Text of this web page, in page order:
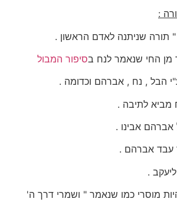
:
סיפור המבול
מוסרי כמו שנאמר " ושמרי דרך ה'